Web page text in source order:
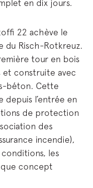
en dix jours.
22 achève le
du Risch-Rotkreuz.
tour en bois
et construite avec
béton. Cette
depuis l’entrée en
de protection
des
incendie),
les
concept